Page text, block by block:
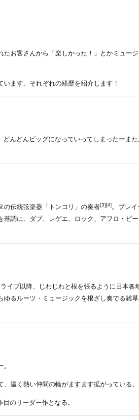
お客さんから「楽しかった！」とかミュー
います。それぞれの経歴を紹介します！
んどんビッグになっていってしまったーま
の伝統弦楽器「トンコリ」の奏者[3][4]。プレ
調に、ダブ、レゲエ、ロック、アフロ・ビ
イブ以降、じわじわと根を張るように日本各
るルーツ・ミュージックを根ざし奏でる雑
濃く熱い仲間の輪がますます拡がっている。
のリーダー作となる。